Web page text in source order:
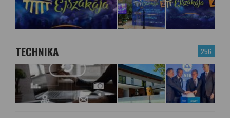
256
TECHNIKA